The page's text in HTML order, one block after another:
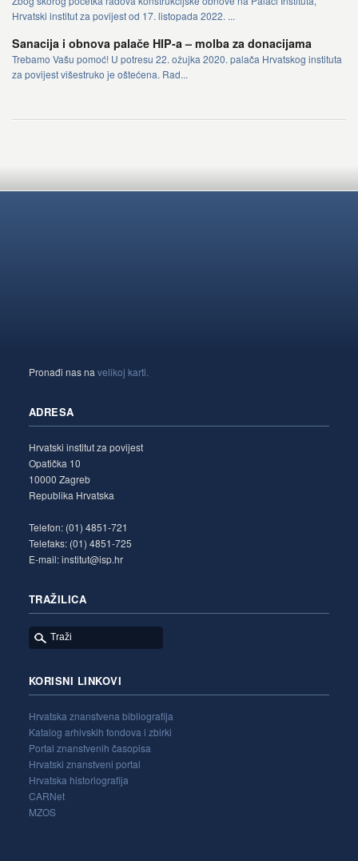
Hrvatski institut za povijest od 17. listopada 2022. ...
Sanacija i obnova palače HIP-a – molba za donacijama
Trebamo Vašu pomoć! U potresu 22. ožujka 2020. palača Hrvatskog instituta
za povijest višestruko je oštećena. Rad...
Pronađi nas na velikoj karti.
ADRESA
Hrvatski institut za povijest
Opatička 10
10000 Zagreb
Republika Hrvatska
Telefon: (01) 4851-721
Telefaks: (01) 4851-725
E-mail: institut@isp.hr
TRAŽILICA
KORISNI LINKOVI
Hrvatska znanstvena bibliografija
Katalog arhivskih fondova i zbirki
Portal znanstvenih časopisa
Hrvatski znanstveni portal
Hrvatska historiografija
CARNet
MZOS